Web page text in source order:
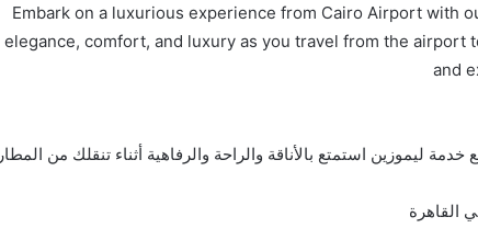
Embark on a luxurious experience from Cairo Airport with
elegance, comfort, and luxury as you travel from the airport
and
ليموزين استمتع بالأناقة والراحة والرفاهية أثناء تنقلك من المطار
القاهرة